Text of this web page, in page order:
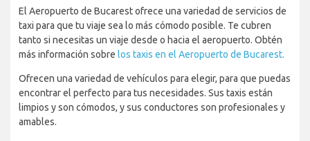
El Aeropuerto de Bucarest ofrece una variedad de servicios de
taxi para que tu viaje sea lo más cómodo posible. Te cubren
tanto si necesitas un viaje desde o hacia el aeropuerto. Obtén
más información sobre los taxis en el Aeropuerto de Bucarest.
Ofrecen una variedad de vehículos para elegir, para que puedas
encontrar el perfecto para tus necesidades. Sus taxis están
limpios y son cómodos, y sus conductores son profesionales y
amables.